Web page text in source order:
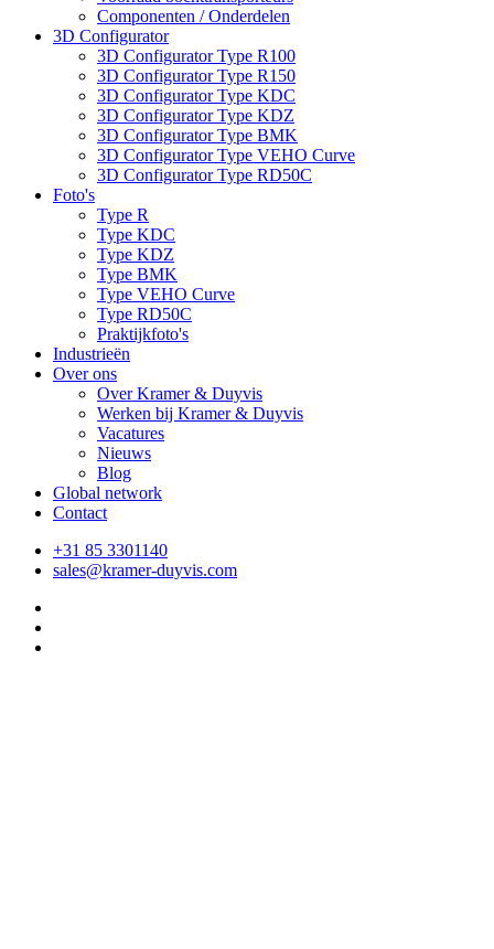
Componenten / Onderdelen
3D Configurator
3D Configurator Type R100
3D Configurator Type R150
3D Configurator Type KDC
3D Configurator Type KDZ
3D Configurator Type BMK
3D Configurator Type VEHO Curve
3D Configurator Type RD50C
Foto's
Type R
Type KDC
Type KDZ
Type BMK
Type VEHO Curve
Type RD50C
Praktijkfoto's
Industrieën
Over ons
Over Kramer & Duyvis
Werken bij Kramer & Duyvis
Vacatures
Nieuws
Blog
Global network
Contact
+31 85 3301140
sales@kramer-duyvis.com